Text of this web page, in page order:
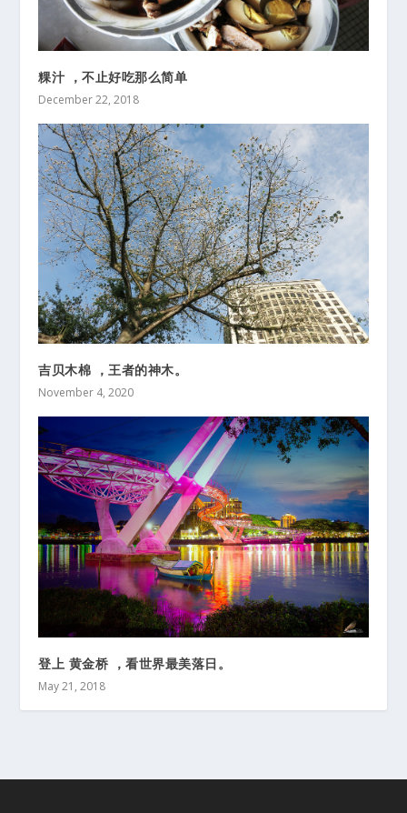
粿汁 ，不止好吃那么简单
December 22, 2018
吉贝木棉 ，王者的神木。
November 4, 2020
登上 黄金桥 ，看世界最美落日。
May 21, 2018